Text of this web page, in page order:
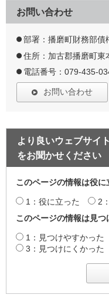
お問い合わせ
部署：播磨町財務部債
住所：加古郡播磨町東
電話番号：079-435-
お問い合わせ
より良いウェブサイ
をお聞かせください
このページの情報は役に
1：役に立った 2
このページの情報は見つ
1：見つけやすかった
3：見つけにくかった